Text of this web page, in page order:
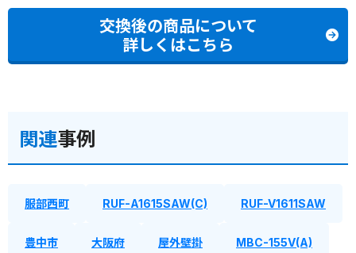
交換後の商品について
詳しくはこちら
関連事例
服部西町 RUF-A1615SAW(C) RUF-V1611SAW
豊中市 大阪府 屋外壁掛 MBC-155V(A)